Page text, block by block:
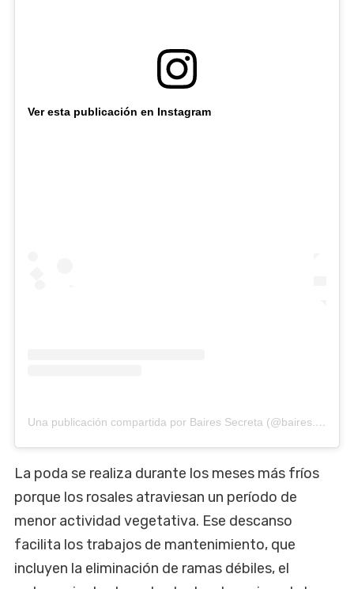
Ver esta publicación en Instagram
Una publicación compartida por Baires Secreta (@baires.secreta)
La poda se realiza durante los meses más fríos
porque los rosales atraviesan un período de
menor actividad vegetativa. Ese descanso
facilita los trabajos de mantenimiento, que
incluyen la eliminación de ramas débiles, el